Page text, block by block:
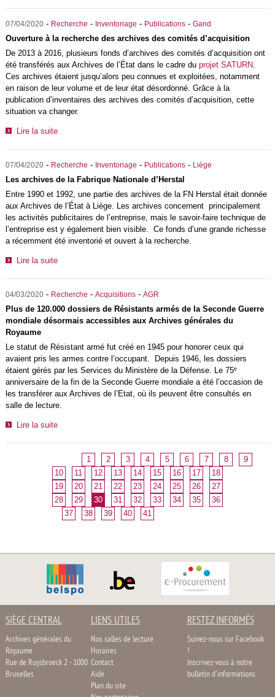
07/04/2020- Recherche - Inventoriage - Publications- Gand
Ouverture à la recherche des archives des comités d’acquisition
De 2013 à 2016, plusieurs fonds d’archives des comités d’acquisition ont
été transférés aux Archives de l’État dans le cadre du projet SATURN.
Ces archives étaient jusqu’alors peu connues et exploitées, notamment
en raison de leur volume et de leur état désordonné. Grâce à la
publication d’inventaires des archives des comités d’acquisition, cette
situation va changer.
Lire la suite
07/04/2020- Recherche - Inventoriage - Publications- Liège
Les archives de la Fabrique Nationale d’Herstal
Entre 1990 et 1992, une partie des archives de la FN Herstal était donnée
aux Archives de l’État à Liège. Les archives concernent principalement
les activités publicitaires de l’entreprise, mais le savoir-faire technique de
l’entreprise est y également bien visible. Ce fonds d’une grande richesse
a récemment été inventorié et ouvert à la recherche.
Lire la suite
04/03/2020- Recherche - Acquisitions- AGR
Plus de 120.000 dossiers de Résistants armés de la Seconde Guerre
mondiale désormais accessibles aux Archives générales du
Royaume
Le statut de Résistant armé fut créé en 1945 pour honorer ceux qui
avaient pris les armes contre l’occupant. Depuis 1946, les dossiers
étaient gérés par les Services du Ministère de la Défense. Le 75e
anniversaire de la fin de la Seconde Guerre mondiale a été l’occasion de
les transférer aux Archives de l’Etat, où ils peuvent être consultés en
salle de lecture.
Lire la suite
1 2 3 4 5 6 7 8
9
10
11 12 13 14 15 16 17
18
19
20 21 22 23 24 25 26
27
28
29 30 31 32 33 34 35
36
37
38 39 40 41
SIÈGE CENTRAL
Archives générales du
Royaume
Rue de Ruysbroeck 2 - 1000
Bruxelles
LIENS UTILES
Nos salles de lecture
Horaires
Contact
Aide
Plan du site
RESTEZ INFORMÉS
Suivez-nous sur Facebook
!
Inscrivez-vous à notre
bulletin d'informations